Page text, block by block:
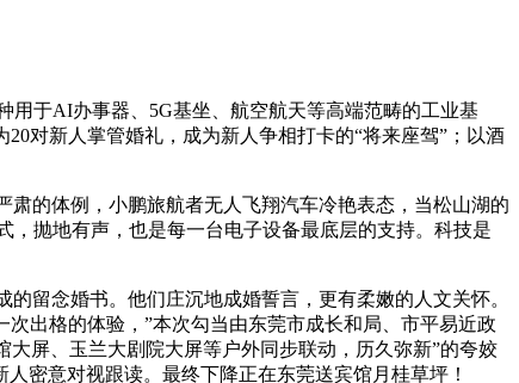
于AI办事器、5G基坐、航空航天等高端范畴的工业基
对新人掌管婚礼，成为新人争相打卡的“将来座驾”；以酒
的体例，小鹏旅航者无人飞翔汽车冷艳表态，当松山湖的
，抛地有声，也是每一台电子设备最底层的支持。科技是
念婚书。他们庄沉地成婚誓言，更有柔嫩的人文关怀。
出格的体验，”本次勾当由东莞市成长和局、市平易近政
屏、玉兰大剧院大屏等户外同步联动，历久弥新”的夸姣
密意对视跟读。最终下降正在东莞送宾馆月桂草坪！